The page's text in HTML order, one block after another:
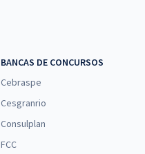
BANCAS DE CONCURSOS
Cebraspe
Cesgranrio
Consulplan
FCC